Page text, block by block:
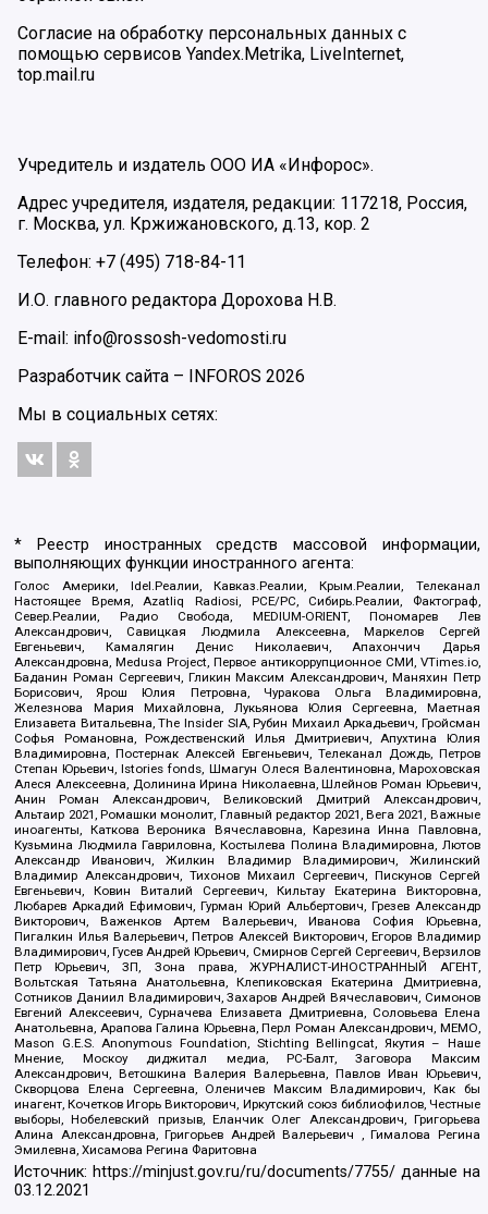
Согласие на обработку персональных данных с
помощью сервисов Yandex.Metrika, LiveInternet,
top.mail.ru
Учредитель и издатель ООО ИА «Инфорос».
Адрес учредителя, издателя, редакции: 117218, Россия,
г. Москва, ул. Кржижановского, д.13, кор. 2
Телефон: +7 (495) 718-84-11
И.О. главного редактора Дорохова Н.В.
E-mail: info@rossosh-vedomosti.ru
Разработчик сайта – INFOROS 2026
Мы в социальных сетях:
* Реестр иностранных средств массовой информации,
выполняющих функции иностранного агента:
Голос Америки, Idel.Реалии, Кавказ.Реалии, Крым.Реалии, Телеканал
Настоящее Время, Azatliq Radiosi, PCE/PC, Сибирь.Реалии, Фактограф,
Север.Реалии, Радио Свобода, MEDIUM-ORIENT, Пономарев Лев
Александрович, Савицкая Людмила Алексеевна, Маркелов Сергей
Евгеньевич, Камалягин Денис Николаевич, Апахончич Дарья
Александровна, Medusa Project, Первое антикоррупционное СМИ, VTimes.io,
Баданин Роман Сергеевич, Гликин Максим Александрович, Маняхин Петр
Борисович, Ярош Юлия Петровна, Чуракова Ольга Владимировна,
Железнова Мария Михайловна, Лукьянова Юлия Сергеевна, Маетная
Елизавета Витальевна, The Insider SIA, Рубин Михаил Аркадьевич, Гройсман
Софья Романовна, Рождественский Илья Дмитриевич, Апухтина Юлия
Владимировна, Постернак Алексей Евгеньевич, Телеканал Дождь, Петров
Степан Юрьевич, Istories fonds, Шмагун Олеся Валентиновна, Мароховская
Алеся Алексеевна, Долинина Ирина Николаевна, Шлейнов Роман Юрьевич,
Анин Роман Александрович, Великовский Дмитрий Александрович,
Альтаир 2021, Ромашки монолит, Главный редактор 2021, Вега 2021, Важные
иноагенты, Каткова Вероника Вячеславовна, Карезина Инна Павловна,
Кузьмина Людмила Гавриловна, Костылева Полина Владимировна, Лютов
Александр Иванович, Жилкин Владимир Владимирович, Жилинский
Владимир Александрович, Тихонов Михаил Сергеевич, Пискунов Сергей
Евгеньевич, Ковин Виталий Сергеевич, Кильтау Екатерина Викторовна,
Любарев Аркадий Ефимович, Гурман Юрий Альбертович, Грезев Александр
Викторович, Важенков Артем Валерьевич, Иванова София Юрьевна,
Пигалкин Илья Валерьевич, Петров Алексей Викторович, Егоров Владимир
Владимирович, Гусев Андрей Юрьевич, Смирнов Сергей Сергеевич, Верзилов
Петр Юрьевич, ЗП, Зона права, ЖУРНАЛИСТ-ИНОСТРАННЫЙ АГЕНТ,
Вольтская Татьяна Анатольевна, Клепиковская Екатерина Дмитриевна,
Сотников Даниил Владимирович, Захаров Андрей Вячеславович, Симонов
Евгений Алексеевич, Сурначева Елизавета Дмитриевна, Соловьева Елена
Анатольевна, Арапова Галина Юрьевна, Перл Роман Александрович, МЕМО,
Mason G.E.S. Anonymous Foundation, Stichting Bellingcat, Якутия – Наше
Мнение, Москоу диджитал медиа, РС-Балт, Заговора Максим
Александрович, Ветошкина Валерия Валерьевна, Павлов Иван Юрьевич,
Скворцова Елена Сергеевна, Оленичев Максим Владимирович, Как бы
инагент, Кочетков Игорь Викторович, Иркутский союз библиофилов, Честные
выборы, Нобелевский призыв, Еланчик Олег Александрович, Григорьева
Алина Александровна, Григорьев Андрей Валерьевич , Гималова Регина
Эмилевна, Хисамова Регина Фаритовна
Источник: https://minjust.gov.ru/ru/documents/7755/ данные на
03.12.2021